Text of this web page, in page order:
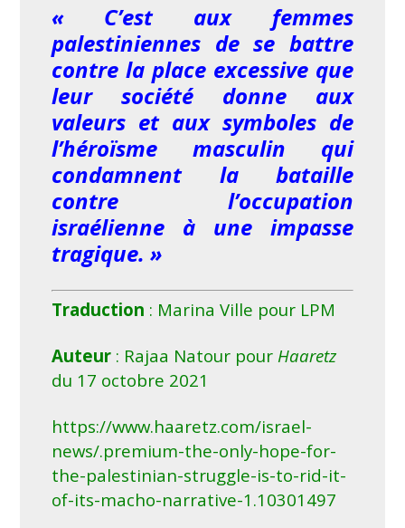
« C’est aux femmes
palestiniennes de se battre
contre la place excessive que
leur société donne aux
valeurs et aux symboles de
l’héroïsme masculin qui
condamnent la bataille
contre l’occupation
israélienne à une impasse
tragique. »
Traduction : Marina Ville pour LPM
Auteur : Rajaa Natour pour Haaretz
du 17 octobre 2021
https://www.haaretz.com/israel-
news/.premium-the-only-hope-for-
the-palestinian-struggle-is-to-rid-it-
of-its-macho-narrative-1.10301497